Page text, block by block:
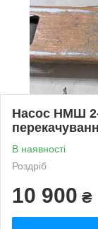
Насос НМШ 2-
В наявності
Роздріб
10 900 ₴